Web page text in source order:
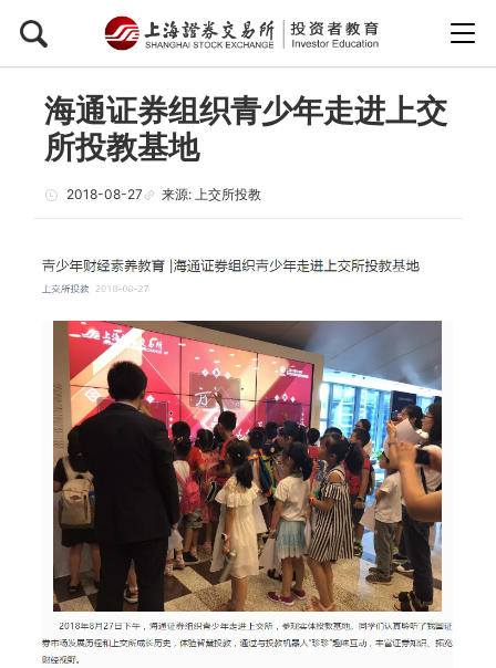
海通证券组织青少年走进上交
所投教基地
2018-08-27 来源: 上交所投教